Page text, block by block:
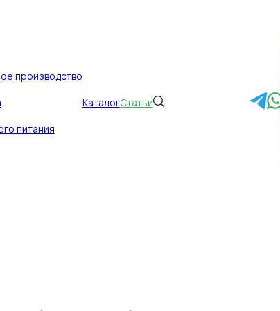
производство
питания
КаталогСтатьи
но и